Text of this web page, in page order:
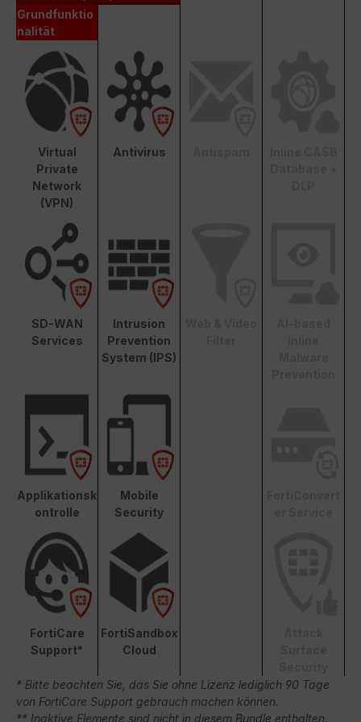
Grundfunktio
nalität
Virtual
Private
Network
(VPN)
Antivirus
SD-WAN
Services
Intrusion
Prevention
System (IPS)
Applikationsk
ontrolle
Mobile
Security
FortiCare
Support*
FortiSandbox
Cloud
* Bitte beachten Sie, das Sie ohne Lizenz lediglich 90 Tage
von FortiCare Support gebrauch machen können.
** Inaktive Elemente sind nicht in diesem Bundle enthalten.